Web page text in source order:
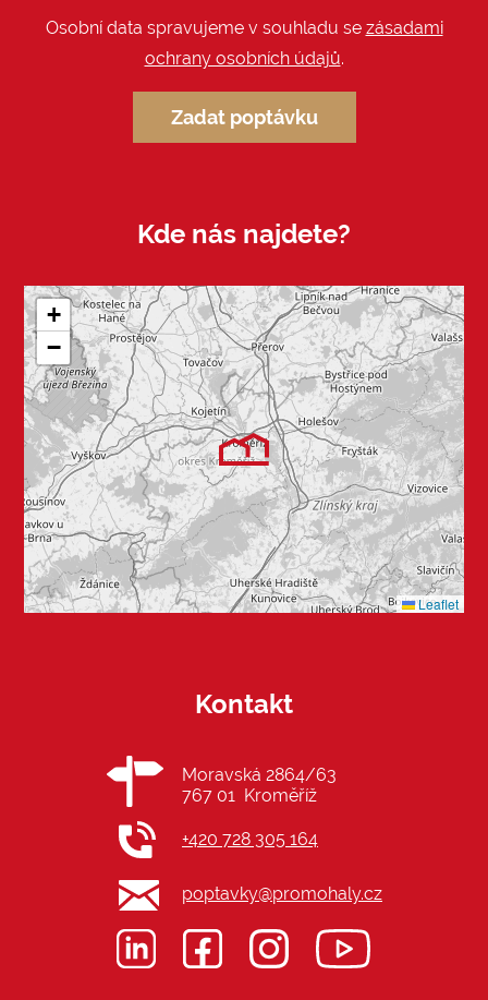
Osobní data spravujeme v souhladu se zásadami
ochrany osobních údajů.
Zadat poptávku
Kde nás najdete?
+
−
Leaflet
Kontakt
Moravská 2864/63
767 01 Kroměříž
+420 728 305 164
poptavky@promohaly.cz